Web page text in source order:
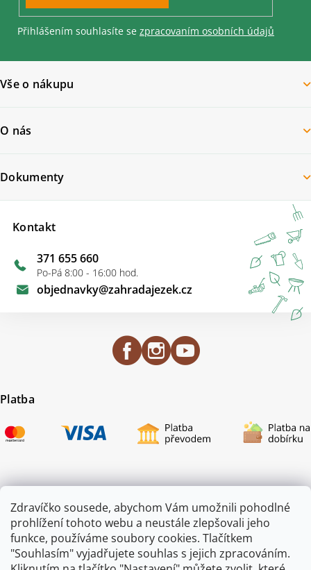
Zdravíčko sousede, abychom Vám umožnili pohodlné
prohlížení tohoto webu a neustále zlepšovali jeho
funkce, používáme soubory cookies. Tlačítkem
"Souhlasím" vyjadřujete souhlas s jejich zpracováním.
Přihlášením souhlasíte se zpracovaním osobních údajů
Vše o nákupu
O nás
Kontakt
objednavky@zahradajezek.cz
371 655 660
Po-Pá 8:00 - 16:00 hod.
Dokumenty
Platba
Certifikace